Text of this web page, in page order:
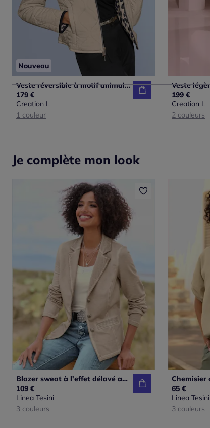
Nouveau
Veste réversible à motif animal et manches longues avec poches
179 €
Creation L
1 couleur
199 €
Creation L
2 couleurs
Je complète mon look
Blazer sweat à l'effet délavé avec poches décoratives
109 €
Linea Tesini
3 couleurs
65 €
Linea Tesini
3 couleurs